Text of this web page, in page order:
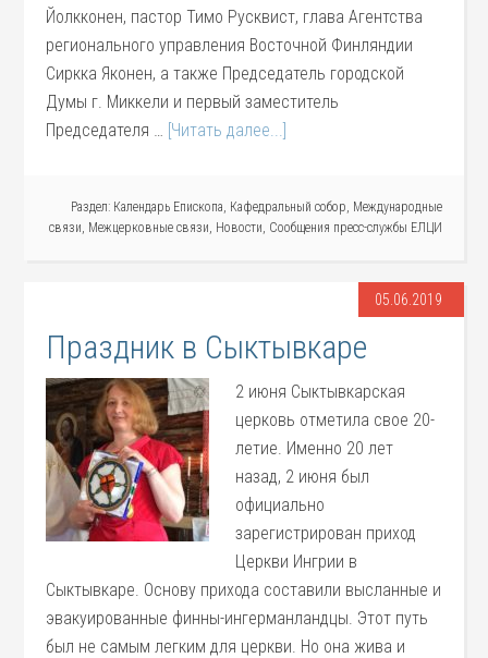
Йолкконен, пастор Тимо Русквист, глава Агентства
регионального управления Восточной Финляндии
Сиркка Яконен, а также Председатель городской
Думы г. Миккели и первый заместитель
Председателя … [Читать далее...]
Раздел: Календарь Епископа, Кафедральный собор, Международные
связи, Межцерковные связи, Новости, Сообщения пресс-службы ЕЛЦИ
05.06.2019
Праздник в Сыктывкаре
2 июня Сыктывкарская
церковь отметила свое 20-
летие. Именно 20 лет
назад, 2 июня был
официально
зарегистрирован приход
Церкви Ингрии в
Сыктывкаре. Основу прихода составили высланные и
эвакуированные финны-ингерманландцы. Этот путь
был не самым легким для церкви. Но она жива и